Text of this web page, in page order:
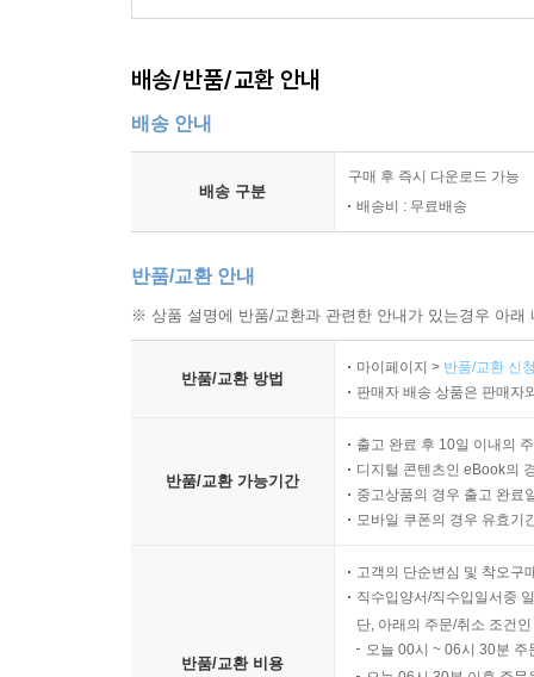
배송/반품/교환 안내
배송 안내
배송 구분
구매 후 즉시 다운로드 가능
배송비 : 무료배송
반품/교환 안내
※ 상품 설명에 반품/교환과 관련한 안내가 있는경우 아
반품/교환 방법
마이페이지 > 반품/교환 신
판매자 배송 상품은 판매자
반품/교환 가능기간
출고 완료 후 10일 이내의
디지털 콘텐츠인 eBook의
중고상품의 경우 출고 완료
모바일 쿠폰의 경우 유효기
반품/교환 비용
고객의 단순변심 및 착오구
직수입양서/직수입일서중
단, 아래의 주문/취소 조건
오늘 00시 ~ 06시 30분